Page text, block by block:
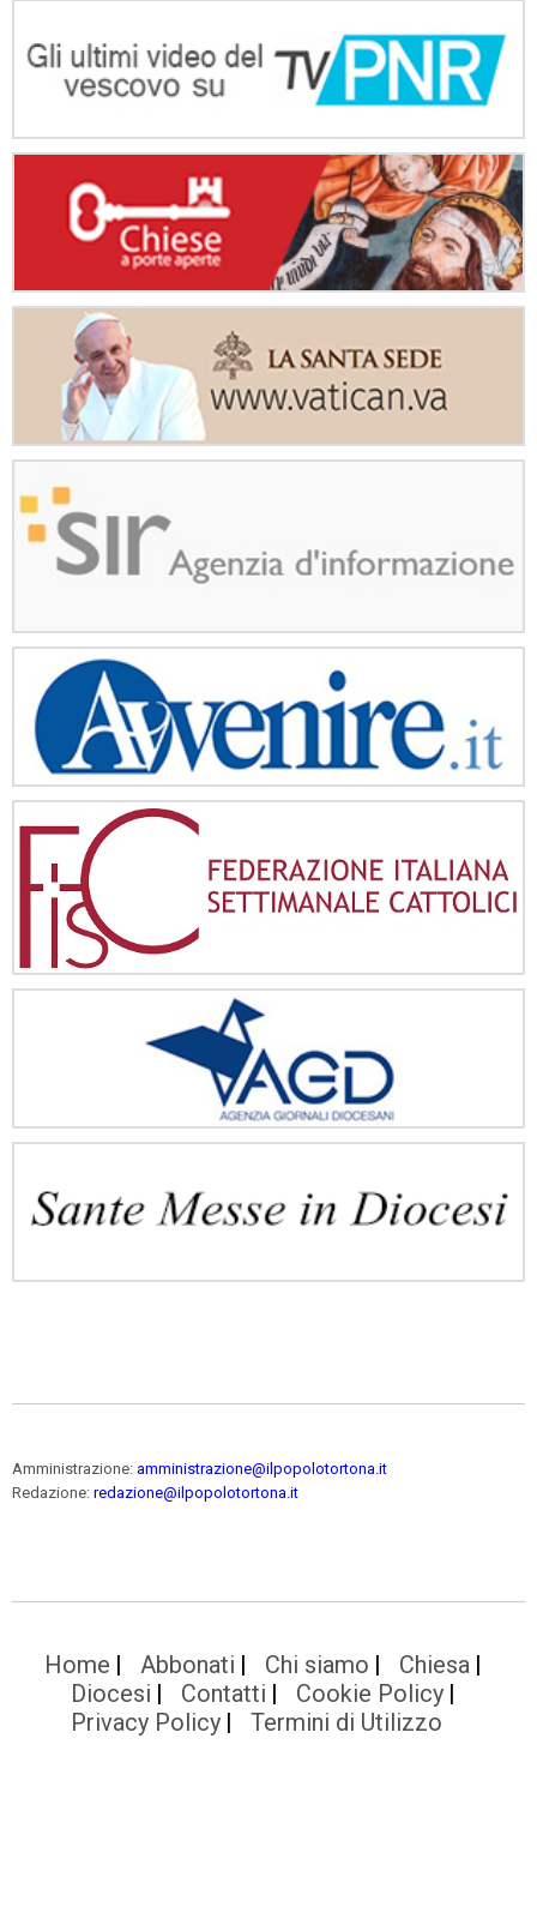
Amministrazione: amministrazione@ilpopolotortona.it
Redazione: redazione@ilpopolotortona.it
Home Abbonati Chi siamo
Chiesa
Diocesi
Contatti
Cookie Policy
Privacy Policy
Termini di Utilizzo